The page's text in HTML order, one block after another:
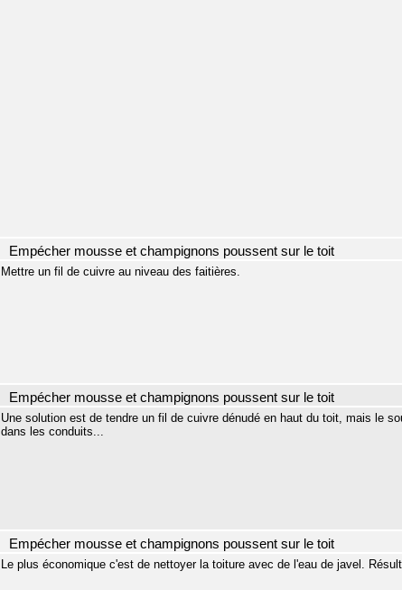
Empécher mousse et champignons poussent sur le toit
Mettre un fil de cuivre au niveau des faitières.
Empécher mousse et champignons poussent sur le toit
Une solution est de tendre un fil de cuivre dénudé en haut du toit, mais le
dans les conduits...
Empécher mousse et champignons poussent sur le toit
Le plus économique c'est de nettoyer la toiture avec de l'eau de javel.